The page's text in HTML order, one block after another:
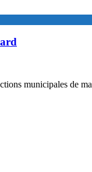
municipales de